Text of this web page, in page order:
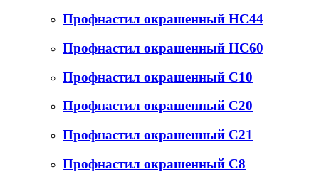
Профнастил окрашенный НС44
Профнастил окрашенный НС60
Профнастил окрашенный С10
Профнастил окрашенный С20
Профнастил окрашенный С21
Профнастил окрашенный С8